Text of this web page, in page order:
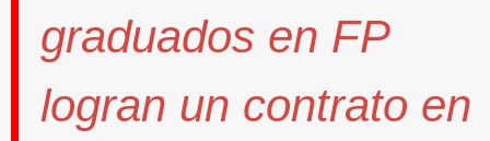
graduados en FP
logran un contrato en